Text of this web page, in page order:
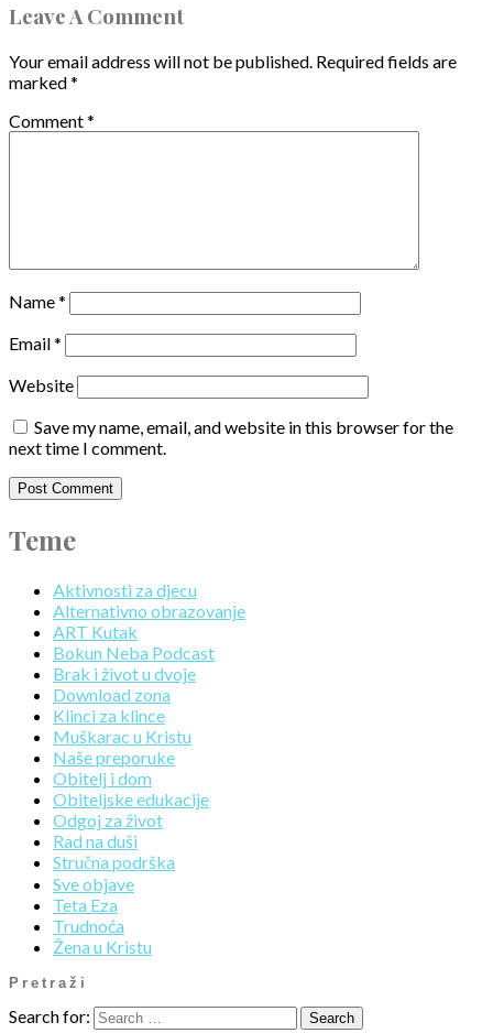
Leave A Comment
Your email address will not be published. Required fields are
marked*
Comment*
Name*
Email*
Website
Save my name, email, and website in this browser for the
next time I comment.
Teme
Aktivnosti za djecu
Alternativno obrazovanje
ART Kutak
Bokun Neba Podcast
Brak i život u dvoje
Download zona
Klinci za klince
Muškarac u Kristu
Naše preporuke
Obitelj i dom
Obiteljske edukacije
Odgoj za život
Rad na duši
Stručna podrška
Sve objave
Teta Eza
Trudnoća
Žena u Kristu
Pretraži
Search for: